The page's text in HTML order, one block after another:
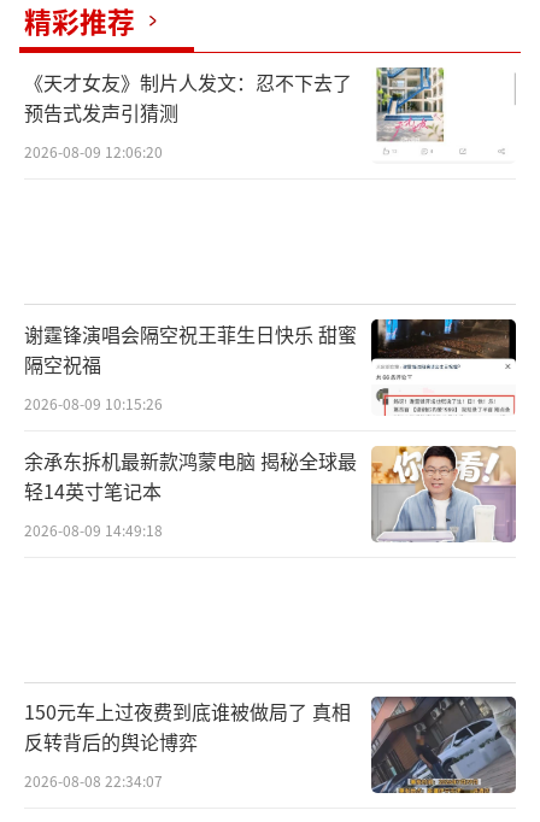
精彩推荐
《天才女友》制片人发文：忍不下去了
预告式发声引猜测
2026-08-09 12:06:20
谢霆锋演唱会隔空祝王菲生日快乐 甜蜜
隔空祝福
2026-08-09 10:15:26
余承东拆机最新款鸿蒙电脑 揭秘全球最
轻14英寸笔记本
2026-08-09 14:49:18
150元车上过夜费到底谁被做局了 真相
反转背后的舆论博弈
2026-08-08 22:34:07